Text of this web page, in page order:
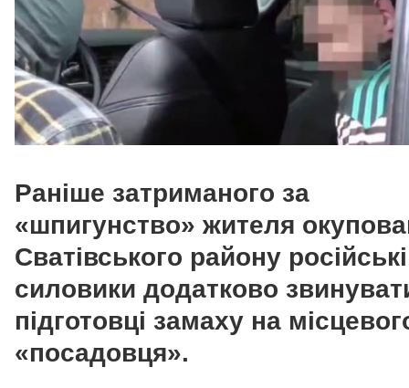
Раніше затриманого за
«шпигунство» жителя
Сватівського району російські
силовики додатково
підготовці замаху на
«посадовця».